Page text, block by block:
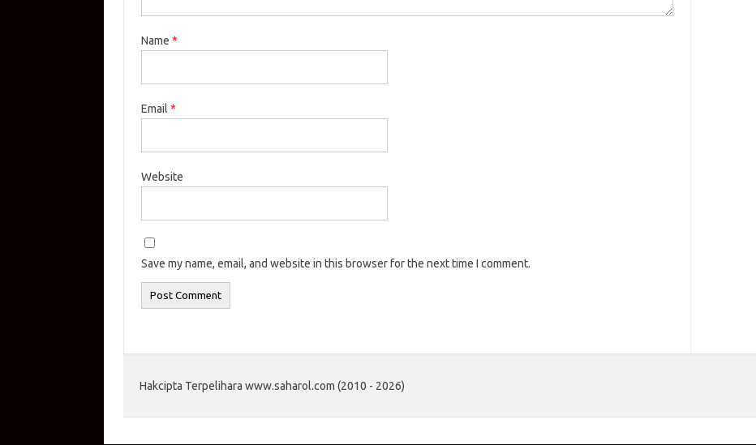
Name *
Email *
Website
Save my name, email, and website in this browser for the next time I comment.
Hakcipta Terpelihara www.saharol.com (2010 - 2026)